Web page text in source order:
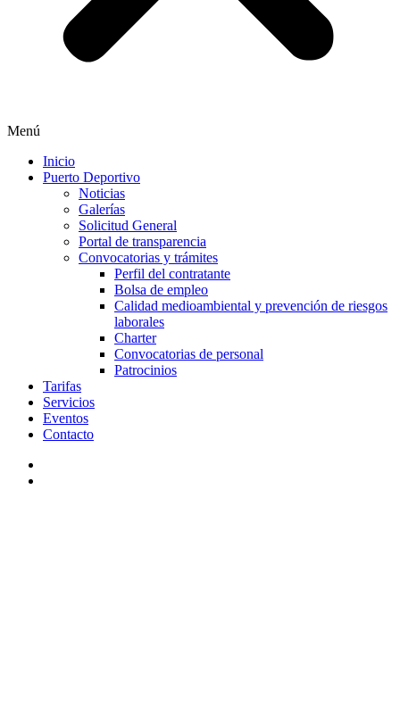
Menú
Inicio
Puerto Deportivo
Noticias
Galerías
Solicitud General
Portal de transparencia
Convocatorias y trámites
Perfil del contratante
Bolsa de empleo
Calidad medioambiental y prevención de riesgos
laborales
Charter
Convocatorias de personal
Patrocinios
Tarifas
Servicios
Eventos
Contacto